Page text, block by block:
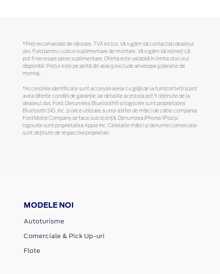
*Preţ recomandat de vânzare, TVA inclus. Vă rugăm să contactaţi dealerul
dvs. Ford pentru costuri suplimentare de montare. Vă rugăm să reţineţi că
pot fi necesare piese suplimentare. Oferta este valabilă în limita stocului
disponibil. Preţul este pe jantă din aliaj şi exclude anvelopa şi piesele de
montaj.
*Accesoriile identificate sunt accesorii alese cu grijă de la furnizori terți și pot
avea diferite condiții de garanție, iar detaliile acestora pot fi obținute de la
dealerul dvs. Ford. Denumirea Bluetooth® și logourile sunt proprietatea
Bluetooth SIG, Inc. și orice utilizare a unor astfel de mărci de către compania
Ford Motor Company se face sub licență. Denumirea iPhone/iPod și
logourile sunt proprietatea Apple Inc. Celelalte mărci și denumiri comerciale
sunt deținute de respectivii proprietari.
MODELE NOI
Autoturisme
Comerciale & Pick Up-uri
Flote